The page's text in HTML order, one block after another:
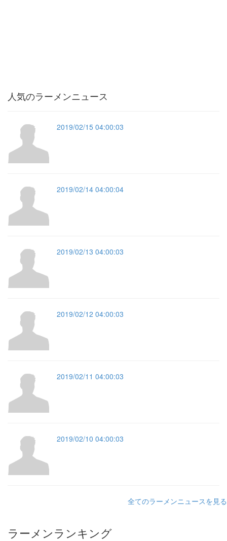
人気のラーメンニュース
2019/02/15 04:00:03
2019/02/14 04:00:04
2019/02/13 04:00:03
2019/02/12 04:00:03
2019/02/11 04:00:03
2019/02/10 04:00:03
全てのラーメンニュースを見る
ラーメンランキング